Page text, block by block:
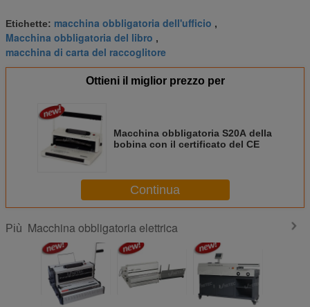
Etichette: macchina obbligatoria dell'ufficio ,
Macchina obbligatoria del libro ,
macchina di carta del raccoglitore
Ottieni il miglior prezzo per
Macchina obbligatoria S20A della
bobina con il certificato del CE
Continua
Più Macchina obbligatoria elettrica
Bobina + cavo 3/1